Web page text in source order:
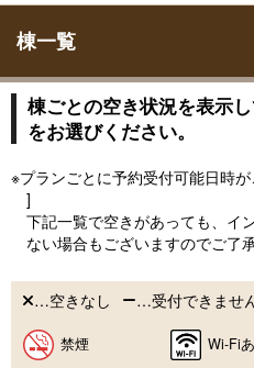
棟一覧
棟ごとの空き状況を表示
をお選びください。
※プランごとに予約受付可能日時
]
下記一覧で空きがあっても、イ
ない場合もございますのでご了
…空きなし …受付できませ
禁煙 Wi-Fi